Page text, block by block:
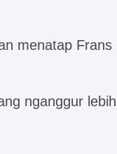
menatap Frans
nganggur